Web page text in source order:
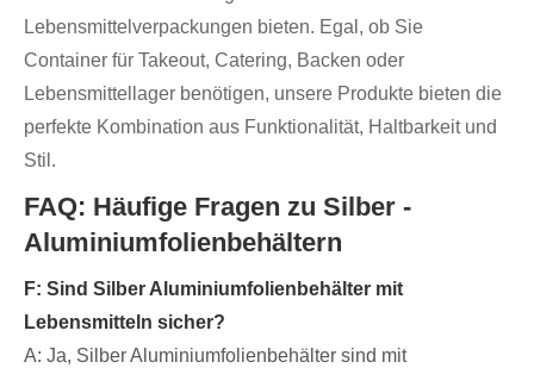
Lebensmittelverpackungen bieten. Egal, ob Sie
Container für Takeout, Catering, Backen oder
Lebensmittellager benötigen, unsere Produkte bieten die
perfekte Kombination aus Funktionalität, Haltbarkeit und
Stil.
FAQ: Häufige Fragen zu Silber -
Aluminiumfolienbehältern
F: Sind Silber Aluminiumfolienbehälter mit
Lebensmitteln sicher?
A: Ja, Silber Aluminiumfolienbehälter sind mit